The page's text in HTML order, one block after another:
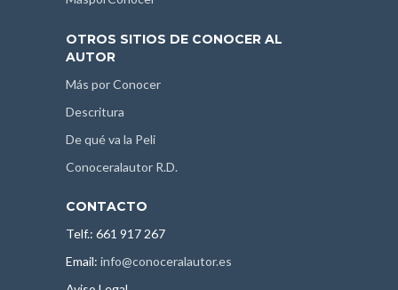
OTROS SITIOS DE CONOCER AL
AUTOR
Más por Conocer
Descritura
De qué va la Peli
Conoceralautor R.D.
CONTACTO
Telf.: 661 917 267
Email: info@conoceralautor.es